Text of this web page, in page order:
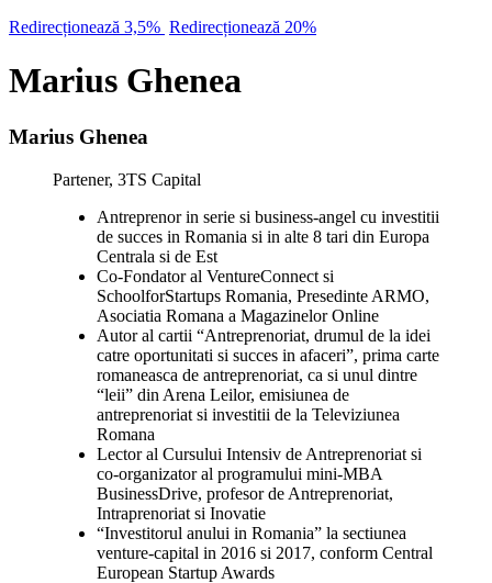
Redirecționează 3,5% Redirecționează 20%
Marius Ghenea
Marius Ghenea
Partener, 3TS Capital
Antreprenor in serie si business-angel cu investitii
de succes in Romania si in alte 8 tari din Europa
Centrala si de Est
Co-Fondator al VentureConnect si
SchoolforStartups Romania, Presedinte ARMO,
Asociatia Romana a Magazinelor Online
Autor al cartii “Antreprenoriat, drumul de la idei
catre oportunitati si succes in afaceri”, prima carte
romaneasca de antreprenoriat, ca si unul dintre
“leii” din Arena Leilor, emisiunea de
antreprenoriat si investitii de la Televiziunea
Romana
Lector al Cursului Intensiv de Antreprenoriat si
co-organizator al programului mini-MBA
BusinessDrive, profesor de Antreprenoriat,
Intraprenoriat si Inovatie
“Investitorul anului in Romania” la sectiunea
venture-capital in 2016 si 2017, conform Central
European Startup Awards